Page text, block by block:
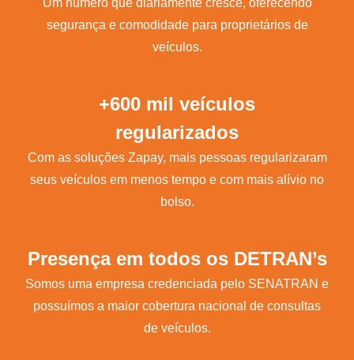
Um número que diariamente cresce, oferecendo
segurança e comodidade para proprietários de
veículos.
+600 mil veículos
regularizados
Com as soluções Zapay, mais pessoas regularizaram
seus veículos em menos tempo e com mais alívio no
bolso.
Presença em todos os DETRAN’s
Somos uma empresa credenciada pelo SENATRAN e
possuímos a maior cobertura nacional de consultas
de veículos.